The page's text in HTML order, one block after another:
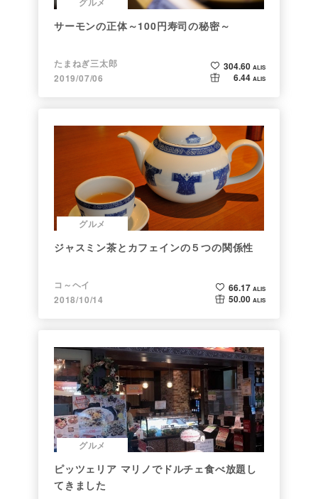
サーモンの正体～100円寿司の秘密～
たまねぎ三太郎
2019/07/06
304.60 ALIS
6.44 ALIS
グルメ
ジャスミン茶とカフェインの５つの関係性
コ～ヘイ
2018/10/14
66.17 ALIS
50.00 ALIS
グルメ
ピッツェリア マリノでドルチェ食べ放題し
てきました